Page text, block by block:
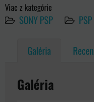
Viac z kategórie
SONY PSP
Galéria
Galéria